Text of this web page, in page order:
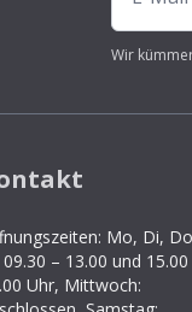
Wir
Mo, Di,
09.30 – 13.00 und 15.00
Uhr, Mittwoch: